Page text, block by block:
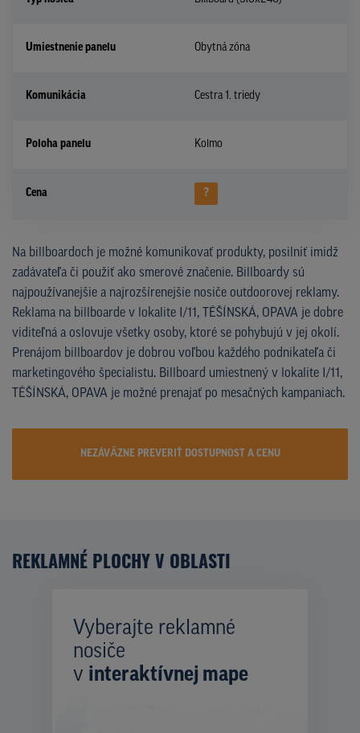
Umiestnenie panelu Obytná zóna
Komunikácia Cestra 1. triedy
Poloha panelu Kolmo
Cena ?
Na billboardoch je možné komunikovať produkty, posilniť imidž
zadávateľa či použiť ako smerové značenie. Billboardy sú
najpoužívanejšie a najrozšírenejšie nosiče outdoorovej reklamy.
Reklama na billboarde v lokalite I/11, TĚŠÍNSKÁ, OPAVA je dobre
viditeľná a oslovuje všetky osoby, ktoré se pohybujú v jej okolí.
Prenájom billboardov je dobrou voľbou každého podnikateľa či
marketingového špecialistu. Billboard umiestnený v lokalite I/11,
TĚŠÍNSKÁ, OPAVA je možné prenajať po mesačných kampaniach.
NEZÁVÄZNE PREVERIŤ DOSTUPNOST A CENU
REKLAMNÉ PLOCHY V OBLASTI
Vyberajte reklamné
nosiče
v interaktívnej mape